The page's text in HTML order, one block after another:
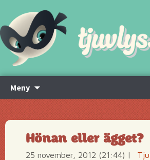
Meny
innehåll
Hönan eller ägget?
25 november, 2012 (21:44) |